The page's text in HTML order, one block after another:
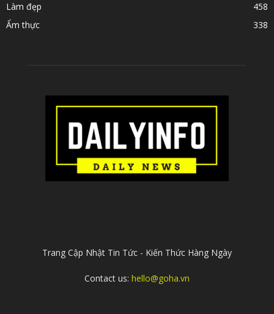
Làm đẹp
458
Ẩm thực
338
Trang Cập Nhật Tin Tức - Kiến Thức Hàng Ngày
Contact us: hello@goha.vn